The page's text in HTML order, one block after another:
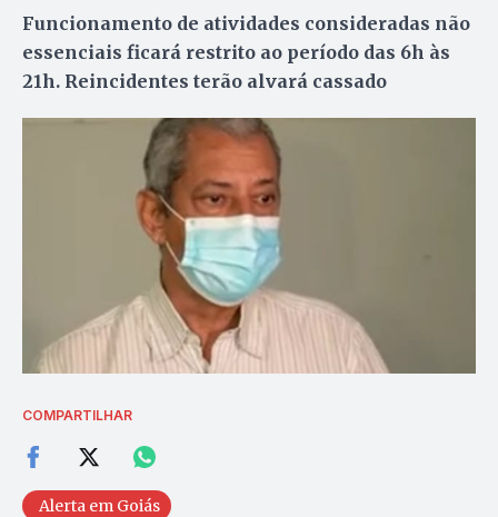
Funcionamento de atividades consideradas não
essenciais ficará restrito ao período das 6h às
21h. Reincidentes terão alvará cassado
COMPARTILHAR
Alerta em Goiás